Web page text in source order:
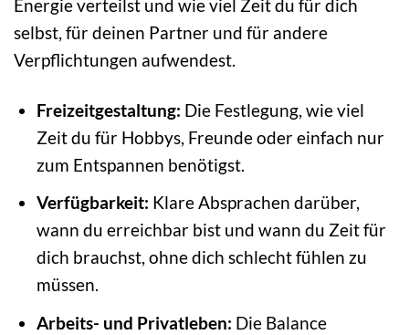
Energie verteilst und wie viel Zeit du für dich
selbst, für deinen Partner und für andere
Verpflichtungen aufwendest.
Freizeitgestaltung: Die Festlegung, wie viel
Zeit du für Hobbys, Freunde oder einfach nur
zum Entspannen benötigst.
Verfügbarkeit: Klare Absprachen darüber,
wann du erreichbar bist und wann du Zeit für
dich brauchst, ohne dich schlecht fühlen zu
müssen.
Arbeits- und Privatleben: Die Balance